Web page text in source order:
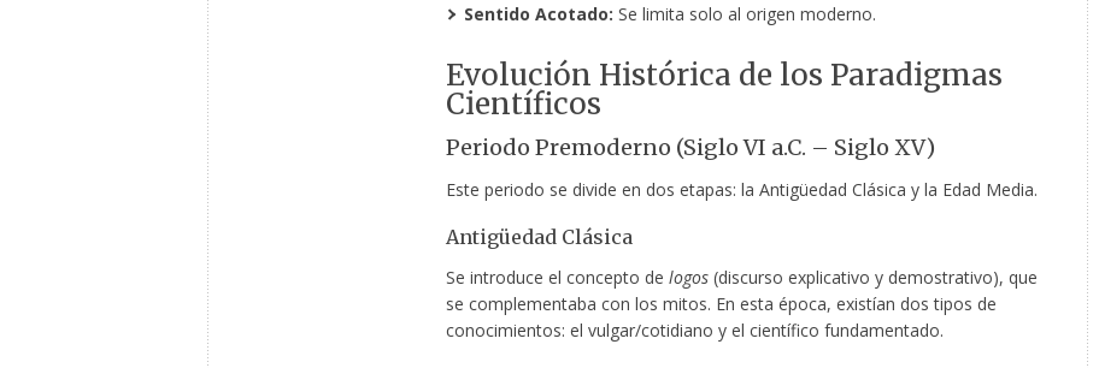
Sentido Acotado: Se limita solo al origen moderno.
Evolución Histórica de los Paradigmas
Científicos
Periodo Premoderno (Siglo VI a.C. – Siglo XV)
Este periodo se divide en dos etapas: la Antigüedad Clásica y la Edad Media.
Antigüedad Clásica
Se introduce el concepto de logos(discurso explicativo y demostrativo), que
se complementaba con los mitos. En esta época, existían dos tipos de
conocimientos: el vulgar/cotidiano y el científico fundamentado.